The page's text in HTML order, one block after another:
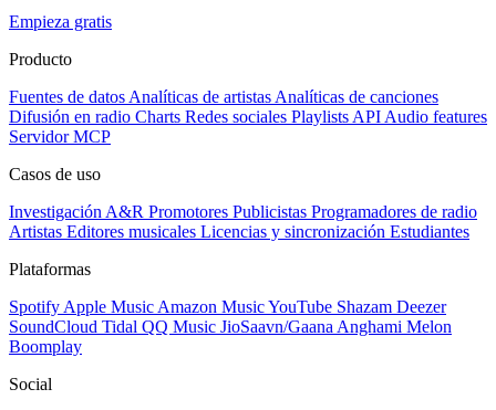
Empieza gratis
Producto
Fuentes de datos Analíticas de artistas Analíticas de canciones
Difusión en radio Charts Redes sociales Playlists API Audio features
Servidor MCP
Casos de uso
Investigación A&R Promotores Publicistas Programadores de radio
Artistas Editores musicales Licencias y sincronización Estudiantes
Plataformas
Spotify Apple Music Amazon MusicYouTube Shazam Deezer
SoundCloud Tidal QQ Music JioSaavn/Gaana Anghami Melon
Boomplay
Social